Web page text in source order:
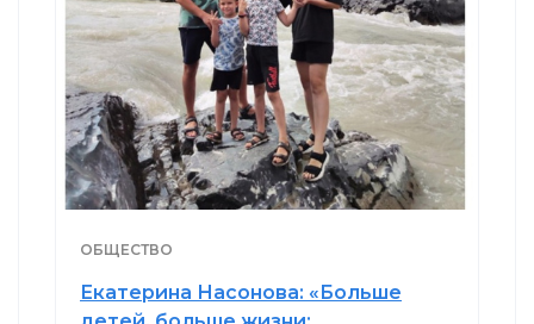
ОБЩЕСТВО
Екатерина Насонова: «Больше